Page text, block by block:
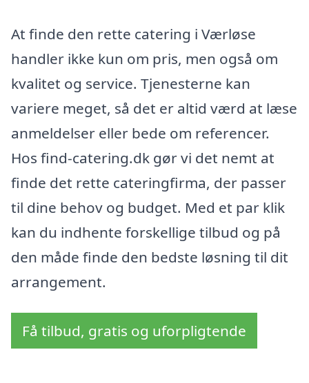
At finde den rette catering i Værløse
handler ikke kun om pris, men også om
kvalitet og service. Tjenesterne kan
variere meget, så det er altid værd at læse
anmeldelser eller bede om referencer.
Hos find-catering.dk gør vi det nemt at
finde det rette cateringfirma, der passer
til dine behov og budget. Med et par klik
kan du indhente forskellige tilbud og på
den måde finde den bedste løsning til dit
arrangement.
Få tilbud, gratis og uforpligtende